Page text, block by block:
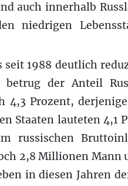
auch innerhalb
niedrigen
seit 1988 deutlich
der Anteil
4,3 Prozent,
Staaten lauteten 4,1
russischen
2,8 Millionen Mann
in diesen Jahren